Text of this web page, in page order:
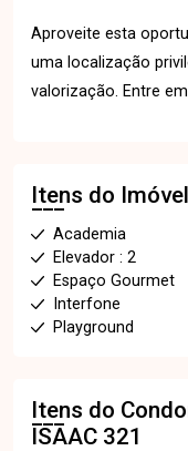
Aproveite esta
uma localização
valorização. Entre
Itens do Imóvel
Academia
Elevador : 2
Espaço Gourmet
Interfone
Playground
Itens do
ISAAC 321